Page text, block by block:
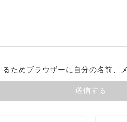
ためブラウザーに自分の名前、